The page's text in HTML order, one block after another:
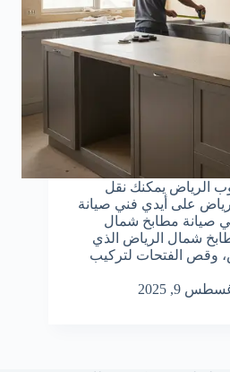
الرياض يمكنك نقل
على أيدي فني صيانة
صيانة مطابخ شمال
شمال الرياض الذي
وقص الفتحات لتركيب
9, 2025